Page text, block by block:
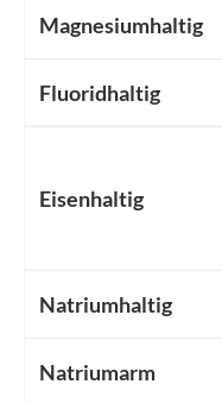
Magnesiumhaltig
Fluoridhaltig
Eisenhaltig
Natriumhaltig
Natriumarm